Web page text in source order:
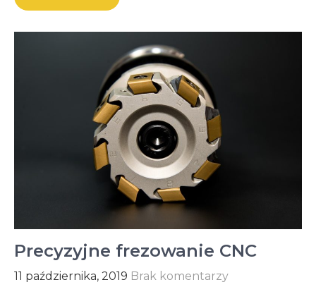
Precyzyjne frezowanie CNC
11 października, 2019 Brak komentarzy